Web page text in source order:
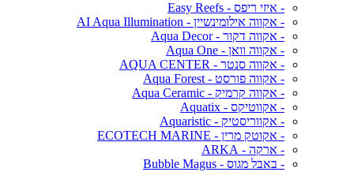
- איזי ריפס - Easy Reefs
- אקווה אילומינשיין - AI Aqua Illumination
- אקווה דקור - Aqua Decor
- אקווה וואן - Aqua One
- אקווה סנטר - AQUA CENTER
- אקווה פורסט - Aqua Forest
- אקווה קרמיק - Aqua Ceramic
- אקווטיקס - Aquatix
- אקווריסטיק - Aquaristic
- אקוטק מרין - ECOTECH MARINE
- ארקה - ARKA
- באבל מגוס - Bubble Magus